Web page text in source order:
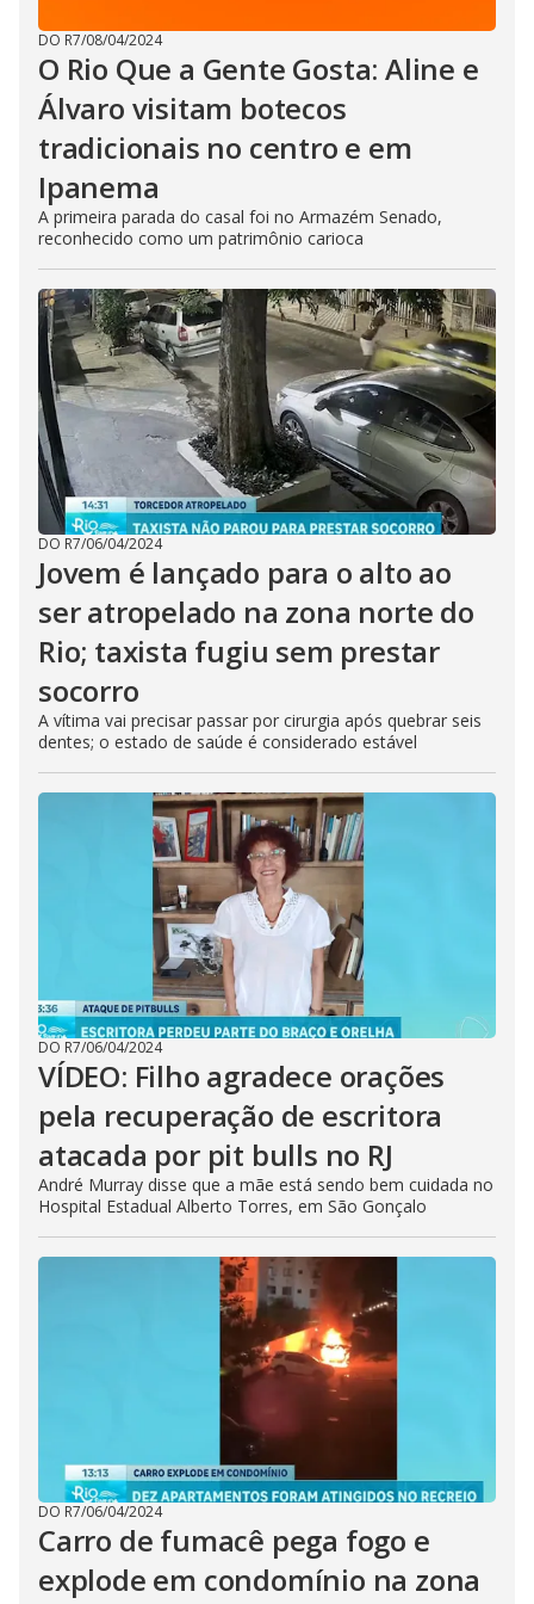
DO R7/08/04/2024
O Rio Que a Gente Gosta: Aline e
Álvaro visitam botecos
tradicionais no centro e em
Ipanema
A primeira parada do casal foi no Armazém Senado,
reconhecido como um patrimônio carioca
DO R7/06/04/2024
Jovem é lançado para o alto ao
ser atropelado na zona norte do
Rio; taxista fugiu sem prestar
socorro
A vítima vai precisar passar por cirurgia após quebrar seis
dentes; o estado de saúde é considerado estável
DO R7/06/04/2024
VÍDEO: Filho agradece orações
pela recuperação de escritora
atacada por pit bulls no RJ
André Murray disse que a mãe está sendo bem cuidada no
Hospital Estadual Alberto Torres, em São Gonçalo
DO R7/06/04/2024
Carro de fumacê pega fogo e
explode em condomínio na zona